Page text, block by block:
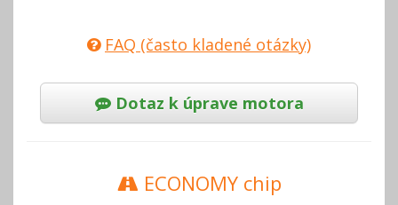
FAQ (často kladené otázky)
Dotaz k úprave motora
ECONOMY chip